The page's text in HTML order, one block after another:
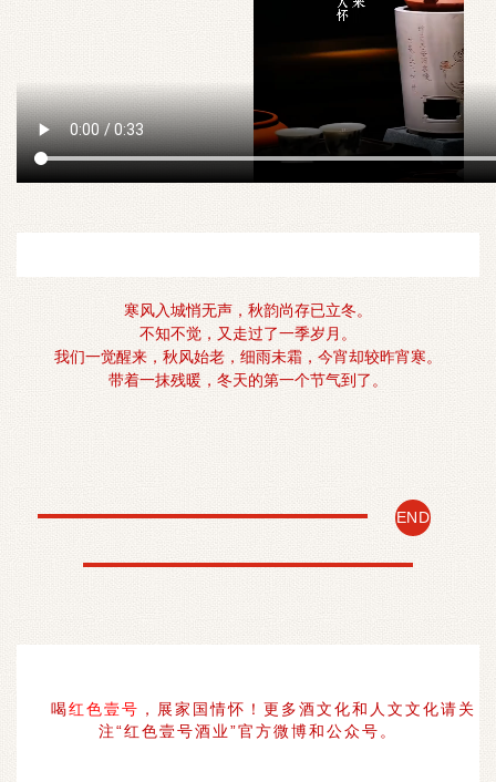
寒风入城悄无声，秋韵尚存已立冬。
不知不觉，又走过了一季岁月。
我们一觉醒来，秋风始老，细雨未霜，今宵却较昨宵寒。
带着一抹残暖，冬天的第一个节气到了。
END
喝红色壹号 ，展家国情怀！更多酒文化和人文文化请关
注“红色壹号酒业”官方微博和公众号。